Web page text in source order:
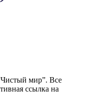
мир”. Все
ссылка на